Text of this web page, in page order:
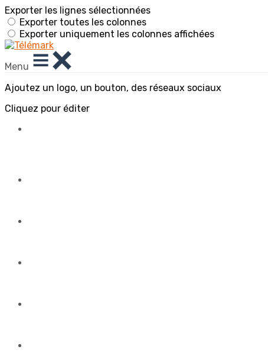
Exporter les lignes sélectionnées
Exporter toutes les colonnes
Exporter uniquement les colonnes affichées
Menu
Ajoutez un logo, un bouton, des réseaux sociaux
Cliquez pour éditer